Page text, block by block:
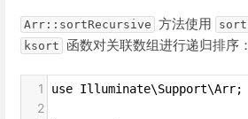
Arr::sortRecursive 方法使用 sort
ksort 函数对关联数组进行递归排序：
1 use Illuminate\Support\Arr;
2